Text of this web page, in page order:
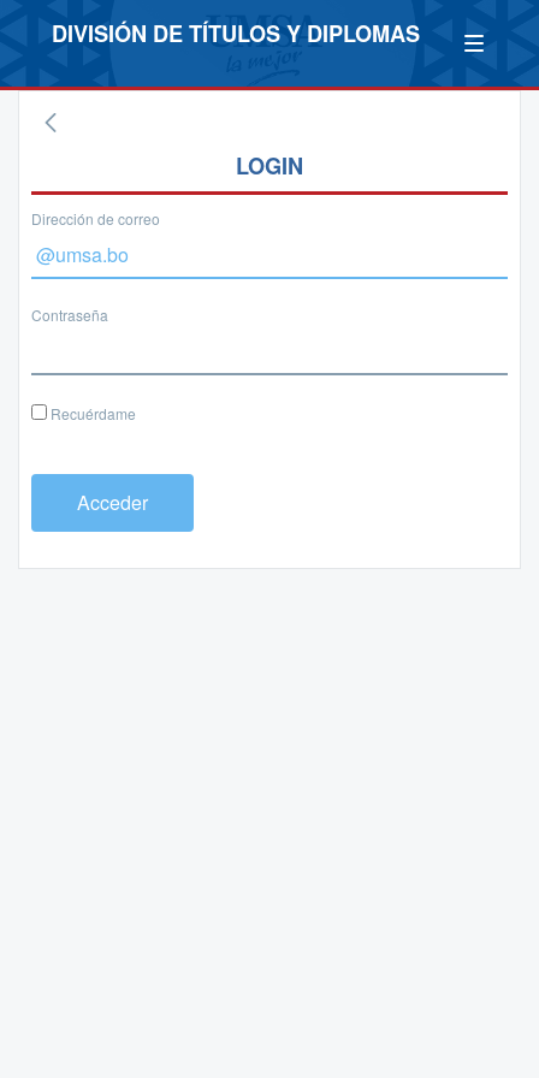
DIVISIÓN DE TÍTULOS Y DIPLOMAS
LOGIN
Dirección de correo
Contraseña
Recuérdame
Acceder